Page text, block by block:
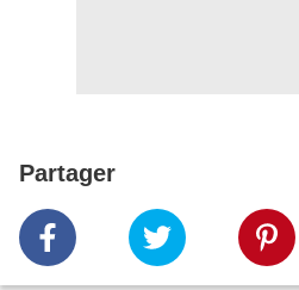
Partager